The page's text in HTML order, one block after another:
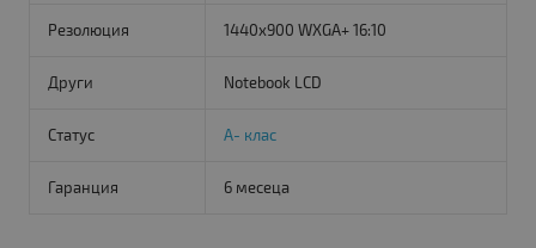
Резолюция 1440x900 WXGA+ 16:10
Други Notebook LCD
Статус A- клас
Гаранция 6 месеца